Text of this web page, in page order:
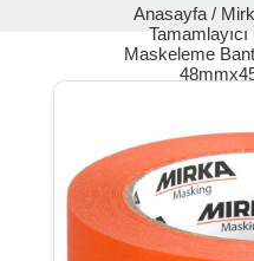
Anasayfa /
Maskeleme